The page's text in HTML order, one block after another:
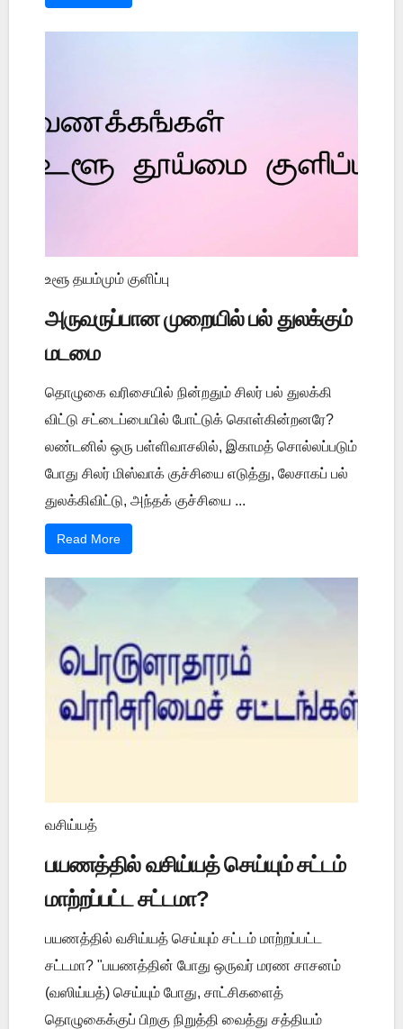
உளூ தயம்மும் குளிப்பு
அருவருப்பான முறையில் பல் துலக்கும்
மடமை
தொழுகை வரிசையில் நின்றதும் சிலர் பல் துலக்கி
விட்டு சட்டைப்பையில் போட்டுக் கொள்கின்றனரே?
லண்டனில் ஒரு பள்ளிவாசலில், இகாமத் சொல்லப்படும்
போது சிலர் மிஸ்வாக் குச்சியை எடுத்து, லேசாகப் பல்
துலக்கிவிட்டு, அந்தக் குச்சியை ...
Read More
வசிய்யத்
பயணத்தில் வசிய்யத் செய்யும் சட்டம்
மாற்றப்பட்ட சட்டமா?
பயணத்தில் வசிய்யத் செய்யும் சட்டம் மாற்றப்பட்ட
சட்டமா? "பயணத்தின் போது ஒருவர் மரண சாசனம்
(வஸிய்யத்) செய்யும் போது, சாட்சிகளைத்
தொழுகைக்குப் பிறகு நிறுத்தி வைத்து சத்தியம்